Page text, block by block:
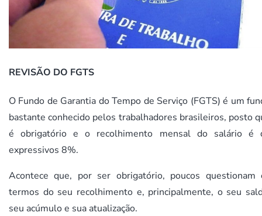
REVISÃO DO FGTS
O Fundo de Garantia do Tempo de Serviço (FGTS) é um
bastante conhecido pelos trabalhadores brasileiros, posto
é obrigatório e o recolhimento mensal do salário é
expressivos 8%.
Acontece que, por ser obrigatório, poucos questionam
termos do seu recolhimento e, principalmente, o seu
seu acúmulo e sua atualização.